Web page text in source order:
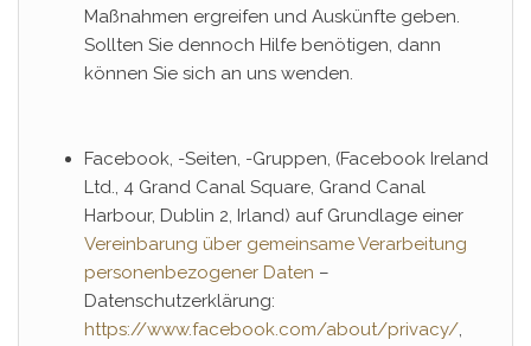
Maßnahmen ergreifen und Auskünfte geben.
Sollten Sie dennoch Hilfe benötigen, dann
können Sie sich an uns wenden.
Facebook, -Seiten, -Gruppen, (Facebook Ireland
Ltd., 4 Grand Canal Square, Grand Canal
Harbour, Dublin 2, Irland) auf Grundlage einer
Vereinbarung über gemeinsame Verarbeitung
personenbezogener Daten –
Datenschutzerklärung:
https://www.facebook.com/about/privacy/,